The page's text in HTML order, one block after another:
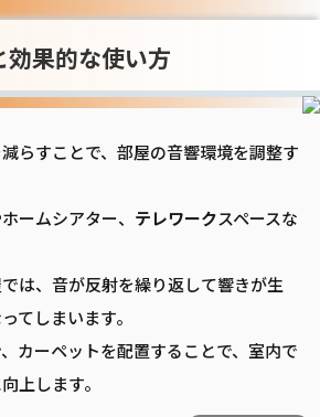
果的な使い方
らすことで、部屋の音響環境を調整す
ームシアター、 テレワークスペースな
は、音が反射を繰り返して響きが生
てしまいます。
カーペットを配置することで、室内で
上します。